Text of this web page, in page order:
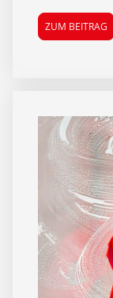
ZUM BEITRAG